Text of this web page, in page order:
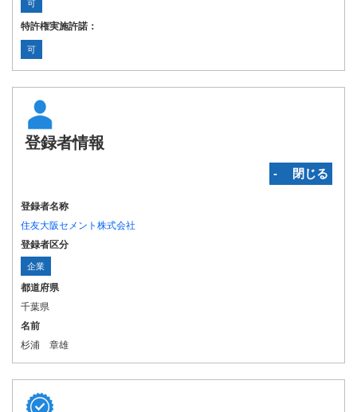
可
特許権実施許諾：
可
登録者情報
‐ 閉じる
登録者名称
住友大阪セメント株式会社
登録者区分
企業
都道府県
千葉県
名前
杉浦 章雄